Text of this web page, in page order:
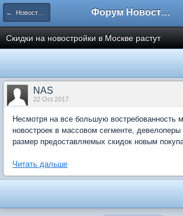
← Новости рынка недвижимости Форум Новостройки
Скидки на новостройки в Москве растут
NAS
22 Oct 2017
Несмотря на все большую востребованность
новостроек в массовом сегменте,
размер предоставляемых скидок новым
Читать дальше